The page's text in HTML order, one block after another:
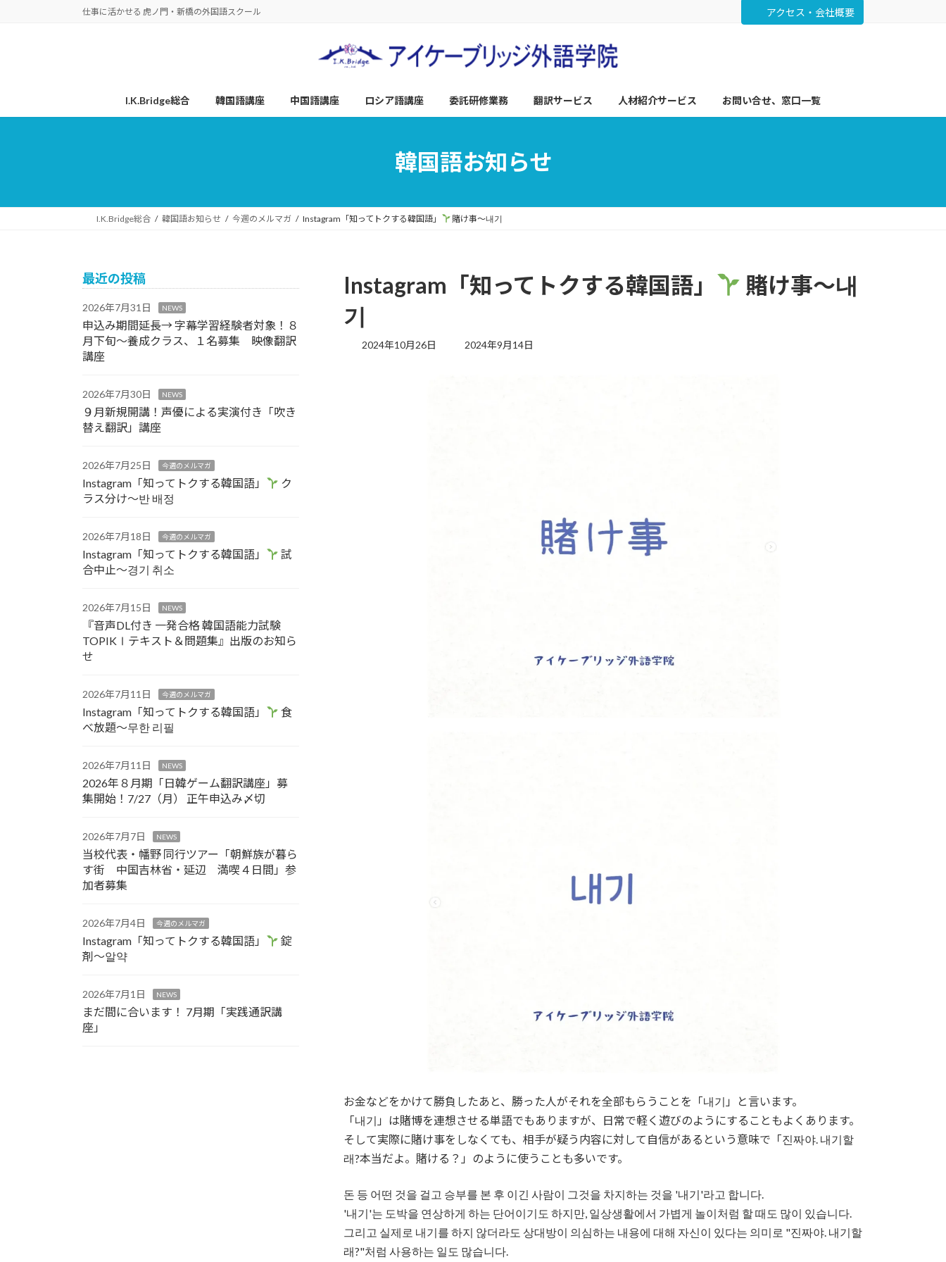
仕事に活かせる 虎ノ門・新橋の外国語スクール アクセス・会社概要
I.K.Bridge総合 韓国語講座 中国語講座 ロシア語講座 委託研修業務 翻訳サービス 人材紹介サービス お問い合せ、窓口一覧
韓国語お知らせ
I.K.Bridge総合 韓国語お知らせ 今週のメルマガ Instagram「知ってトクする韓国語」 賭け事～내기
Instagram「知ってトクする韓国語」
賭け事～내
기
2024年10月26日
最
2024年9月14日
お金などをかけて勝負したあと、勝った人がそれを全部もらうことを「내기」と言います。
「내기」は賭博を連想させる単語でもありますが、日常で軽く遊びのようにすることもよくあります。
そして実際に賭け事をしなくても、相手が疑う内容に対して自信があるという意味で「진짜야. 내기할
래?本当だよ。賭ける？」のように使うことも多いです。
돈 등 어떤 것을 걸고 승부를 본 후 이긴 사람이 그것을 차지하는 것을 '내기'라고 합니다.
'내기'는 도박을 연상하게 하는 단어이기도 하지만, 일상생활에서 가볍게 놀이처럼 할 때도 많이 있습니다.
그리고 실제로 내기를 하지 않더라도 상대방이 의심하는 내용에 대해 자신이 있다는 의미로 "진짜야. 내기할
래?"처럼 사용하는 일도 많습니다.
最近の投稿
2026年7月31日 NEWS
申込み期間延長→ 字幕学習経験者対象！８
月下旬～養成クラス、１名募集 映像翻訳
講座
2026年7月30日 NEWS
９月新規開講！声優による実演付き「吹き
替え翻訳」講座
2026年7月25日 今週のメルマガ
Instagram「知ってトクする韓国語」
ク
ラス分け～반 배정
2026年7月18日 今週のメルマガ
Instagram「知ってトクする韓国語」
試
合中止～경기 취소
2026年7月15日 NEWS
『音声DL付き 一発合格 韓国語能力試験
TOPIKⅠテキスト＆問題集』出版のお知ら
せ
2026年7月11日 今週のメルマガ
Instagram「知ってトクする韓国語」
食
べ放題～무한 리필
2026年7月11日 NEWS
2026年８月期「日韓ゲーム翻訳講座」募
集開始！7/27（月） 正午申込み〆切
2026年7月7日 NEWS
当校代表・幡野 同行ツアー「朝鮮族が暮ら
す街 中国吉林省・延辺 満喫４日間」参
加者募集
2026年7月4日 今週のメルマガ
Instagram「知ってトクする韓国語」
錠
剤～알약
2026年7月1日 NEWS
まだ間に合います！ 7月期「実践通訳講
座」